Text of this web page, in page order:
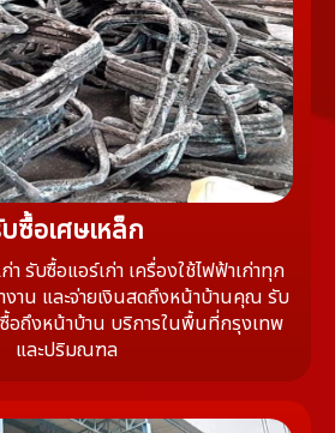
ซื้อเศษเหล็ก
รับซื้อแอร์เก่า เครื่องใช้ไฟฟ้าเก่าทุก
าน และจ่ายเงินสดถึงหน้าบ้านคุณ รับ
อถึงหน้าบ้าน บริการในพื้นที่กรุงเทพ
และปริมณฑล